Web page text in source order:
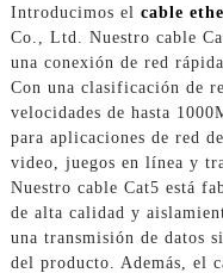
Introducimos el cable
Co., Ltd. Nuestro cable
una conexión de red
Con una clasificación de
velocidades de hasta
para aplicaciones de red
video, juegos en línea y
Nuestro cable Cat5 está
de alta calidad y
una transmisión de datos
del producto. Además, el